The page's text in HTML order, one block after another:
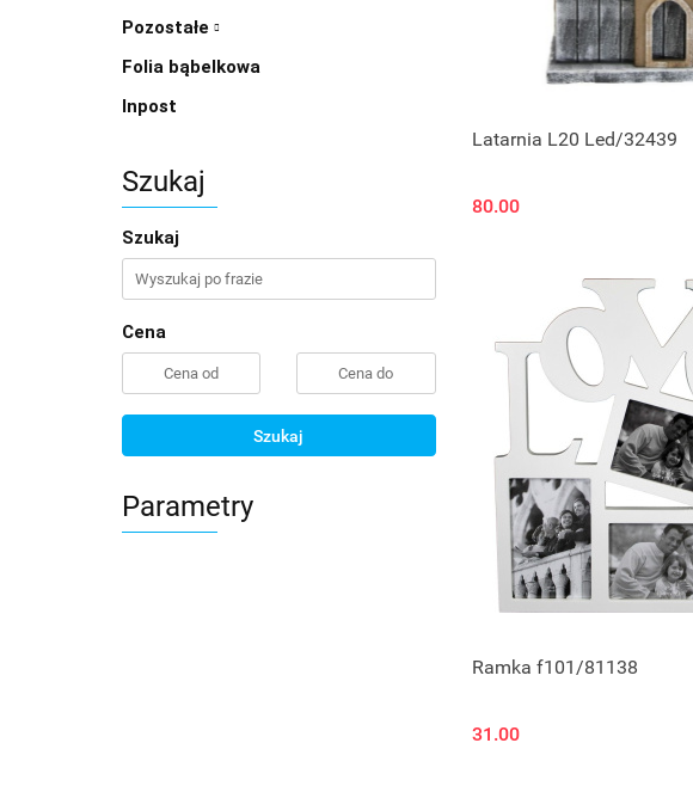
Pozostałe
Folia bąbelkowa
Inpost
Szukaj
Szukaj
Cena
Szukaj
Parametry
Latarnia L20 Led/32439
80.00
Ramka f101/81138
31.00